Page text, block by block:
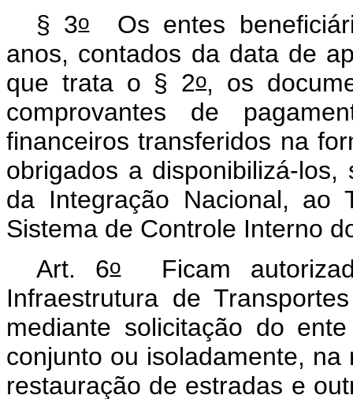
§ 3oOs entes
anos, contados da data de
que trata o § 2o, os
comprovantes de
financeiros transferidos na
obrigados a disponibilizá-
da Integração Nacional,
Sistema de Controle Interno
Art. 6oFicam
Infraestrutura de
mediante solicitação do
conjunto ou isoladamente,
restauração de estradas e